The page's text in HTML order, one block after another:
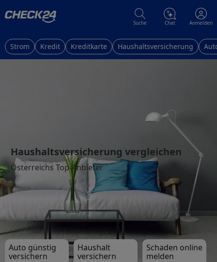
Suche Chat Anmelden
Strom Kredit Kreditkarte Haushaltsversicherung
Haushaltsversicherung vergleichen
Österreichs Top-Anbieter
Auto günstig
versichern
Haushalt
versichern
Schaden online
melden